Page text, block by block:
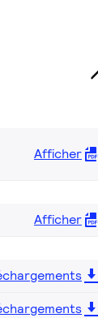
Afficher
Afficher